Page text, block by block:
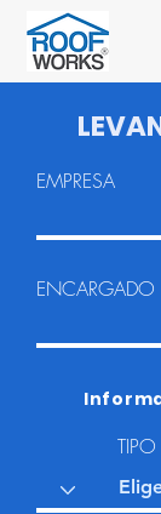
EMPRESA
ENCARGADO
TIPO